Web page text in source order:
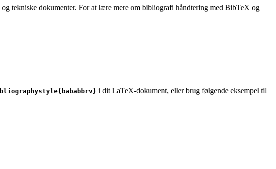
tekniske dokumenter. For at lære mere om bibliografi håndtering med BibTeX og
i dit LaTeX-dokument, eller brug følgende eksempel til